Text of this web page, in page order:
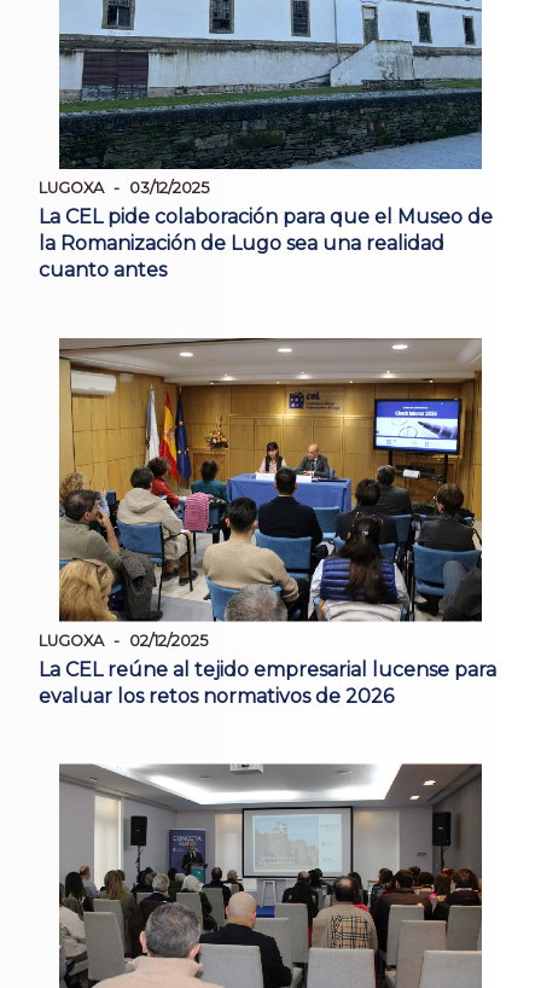
LUGOXA 03/12/2025
La CEL pide colaboración para que el Museo de
la Romanización de Lugo sea una realidad
cuanto antes
LUGOXA 02/12/2025
La CEL reúne al tejido empresarial lucense para
evaluar los retos normativos de 2026